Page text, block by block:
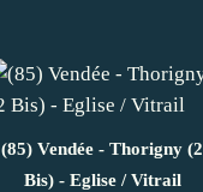
(85) Vendée - Thorigny (2
Bis) - Eglise / Vitrail